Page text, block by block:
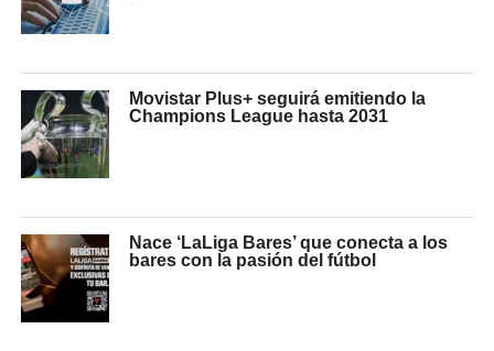
Movistar Plus+ seguirá emitiendo la
Champions League hasta 2031
Nace ‘LaLiga Bares’ que conecta a los
bares con la pasión del fútbol